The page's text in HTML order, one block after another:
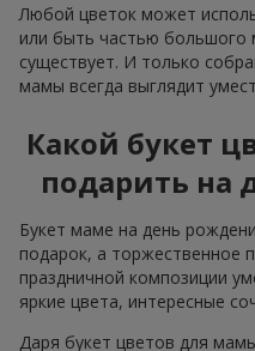
Любой цветок может
или быть частью большого
существует. И только
мамы всегда выглядит
Какой букет
подарить на
Букет маме на день
подарок, а торжественное
праздничной композиции
яркие цвета, интересные
Даря букет цветов для